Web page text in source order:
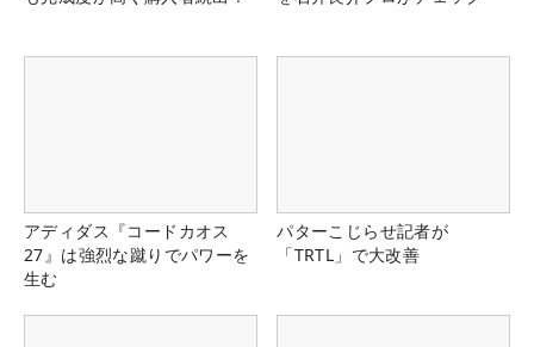
アディダス『コードカオス
27』は強烈な蹴りでパワーを
生む
パターこじらせ記者が
「TRTL」で大改善